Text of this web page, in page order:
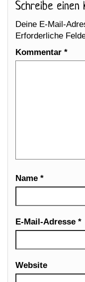
Schreibe einen
Deine E-Mail-
Erforderliche
Kommentar *
Name *
E-Mail-Adresse *
Website